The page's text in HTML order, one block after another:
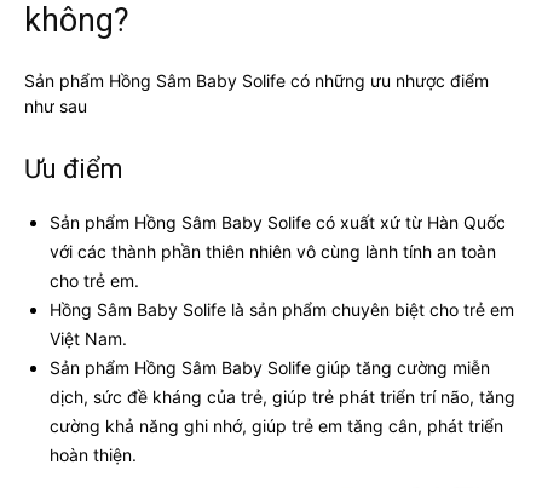
không?
Sản phẩm Hồng Sâm Baby Solife có những ưu nhược điểm
như sau
Ưu điểm
Sản phẩm Hồng Sâm Baby Solife có xuất xứ từ Hàn Quốc
với các thành phần thiên nhiên vô cùng lành tính an toàn
cho trẻ em.
Hồng Sâm Baby Solife là sản phẩm chuyên biệt cho trẻ em
Việt Nam.
Sản phẩm Hồng Sâm Baby Solife giúp tăng cường miễn
dịch, sức đề kháng của trẻ, giúp trẻ phát triển trí não, tăng
cường khả năng ghi nhớ, giúp trẻ em tăng cân, phát triển
hoàn thiện.